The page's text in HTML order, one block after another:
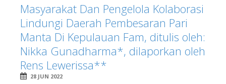
Masyarakat Dan Pengelola Kolaborasi
Lindungi Daerah Pembesaran Pari
Manta Di Kepulauan Fam, ditulis oleh:
Nikka Gunadharma*, dilaporkan oleh
Rens Lewerissa**
28 JUN 2022